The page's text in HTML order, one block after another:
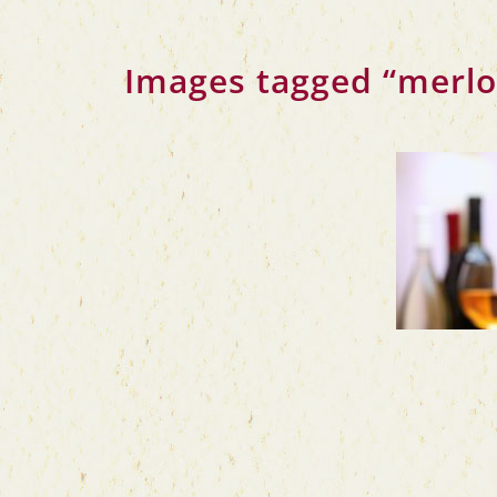
Images tag­ged